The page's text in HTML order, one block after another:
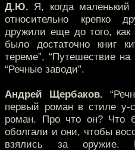
Д.Ю. Я, когда
относительно крепко
дружили еще до того,
было достаточно книг
тереме”, “Путешествие
“Речные заводи”.
Андрей Щербаков.
первый роман в стиле у-
роман. Про что он? Что
оболгали и они, чтобы
взялись за оружие.